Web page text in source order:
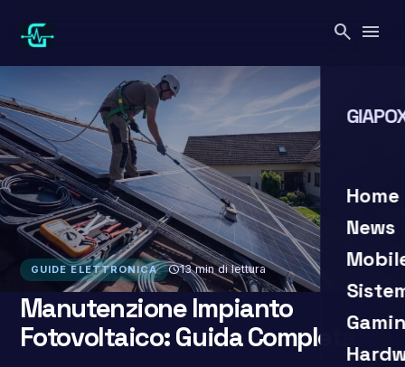
contenuto
search menu
Home
News
search
GUIDE ELETTRONICA schedule13 min di lettura
Manutenzione Impianto
Fotovoltaico: Guida Completa